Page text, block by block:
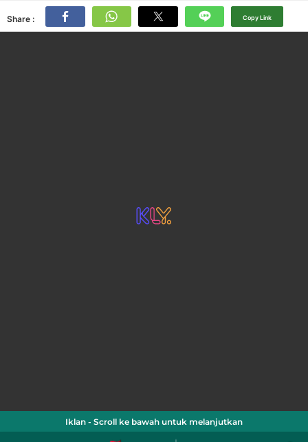
Share : Copy Link
Iklan - Scroll ke bawah untuk melanjutkan